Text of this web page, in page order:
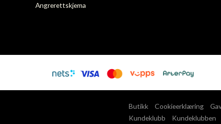
Angrerettskjema
Butikk Cookieerklæring
Kundeklubb
Kundeklubben